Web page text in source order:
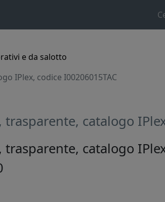
e da salotto
IPlex, codice I00206015TAC
catalogo
catalogo